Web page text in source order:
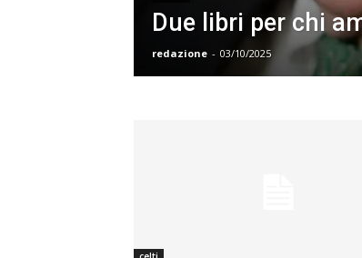
Due libri per chi
redazione - 03/10/2025